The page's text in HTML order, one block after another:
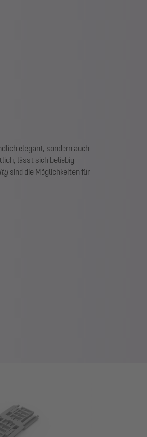
elegant, sondern auch
lässt sich beliebig
sind die Möglichkeiten für